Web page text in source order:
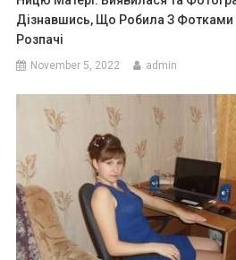
Дізнавшись, Що Робила З Фотками
Розпачі
November 5, 2022 admin